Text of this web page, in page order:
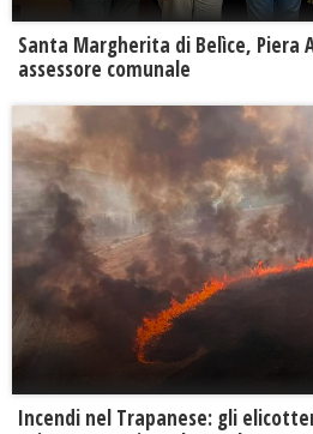
Santa Margherita di Belìce, Piera
assessore comunale
Incendi nel Trapanese: gli